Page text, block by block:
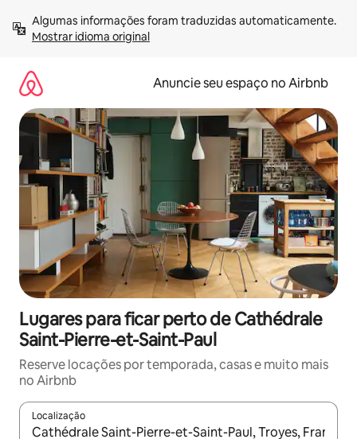
para
Mostrar idioma original
Anuncie seu espaço no Airbnb
Lugares para ficar perto de Cathédrale
Saint-Pierre-et-Saint-Paul
Reserve locações por temporada, casas e muito mais
no Airbnb
Localização
Quando os resultados estiverem disponíveis, explore-os